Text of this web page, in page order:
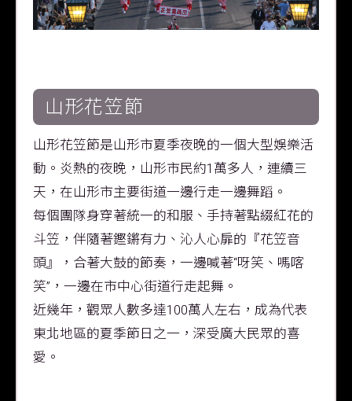
山形花笠節
山形花笠節是山形市夏季夜晚的一個大型娛樂活
動。炎熱的夜晚，山形市民約1萬多人，連續三
天，在山形市主要街道一邊行走一邊舞蹈。
每個團隊身穿著統一的和服、手持著點綴紅花的
斗笠，伴隨著鏗鏘有力、沁人心扉的『花笠音
頭』，合著大鼓的節奏，一邊喊著“呀笑、嗎喀
笑”，一邊在市中心街道行走起舞。
近幾年，觀眾人數多達100萬人左右，成為代表
東北地區的夏季節日之一，深受廣大民眾的喜
愛。